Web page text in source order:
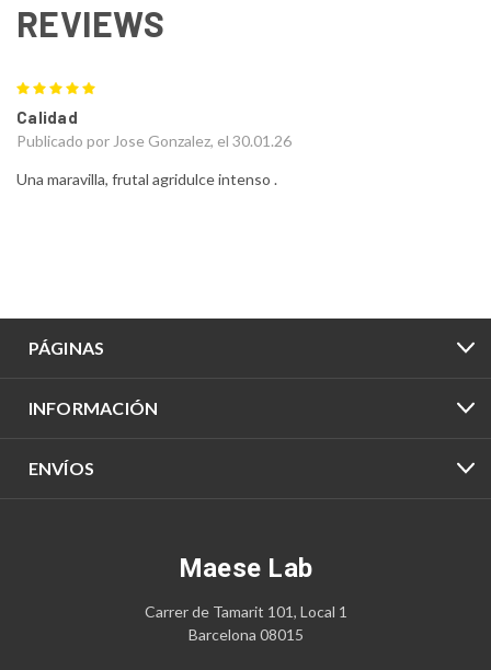
REVIEWS
Calidad
Publicado por Jose Gonzalez, el 30.01.26
Una maravilla, frutal agridulce intenso .
PÁGINAS
INFORMACIÓN
ENVÍOS
Maese Lab
Carrer de Tamarit 101, Local 1
Barcelona 08015